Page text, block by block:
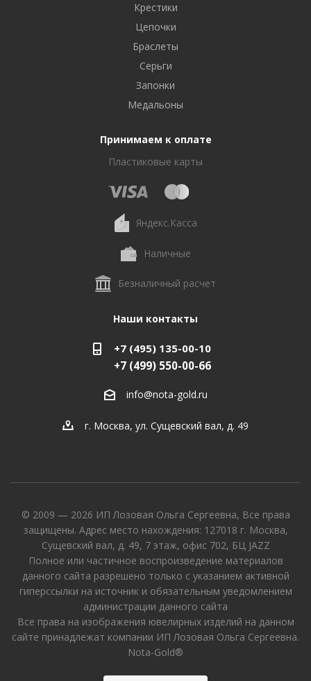
Крестики
Цепочки
Браслеты
Серьги
Запонки
Медальоны
Принимаем к оплате
Пластиковые карты
Яндекс.Касса
Наличные
Безналичный расчет
Наши контакты
+7 (495) 135-00-10
+7 (499) 550-00-66
info@nota-gold.ru
г. Москва, ул. Сущевский вал, д. 49
© 2009 — 2026 ИП Лозовая Ольга Сергеевна, Все права
защищены. Адрес место нахождения: 127018 г. Москва,
Сущевский вал, д. 49, 7 этаж, офис 702, БЦ JAZZ
Полное или частичное воспроизведение материалов
данного сайта разрешено только с указанием активной
гиперссылки на источник и обязательным уведомлением
администрации данного сайта
Все права на изображения ювелирных изделий на данном
сайте принадлежат компании ИП Лозовая Ольга Сергеевна.
Nota-Gold®